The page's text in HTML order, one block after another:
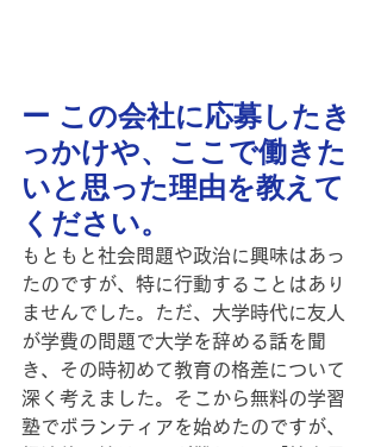
ー この会社に応募したき
っかけや、ここで働きた
いと思った理由を教えて
ください。
もともと社会問題や政治に興味はあっ
たのですが、特に行動することはあり
ませんでした。ただ、大学時代に友人
が学費の問題で大学を辞める話を聞
き、その時初めて教育の格差について
深く考えました。そこから無料の学習
塾でボランティアを始めたのですが、